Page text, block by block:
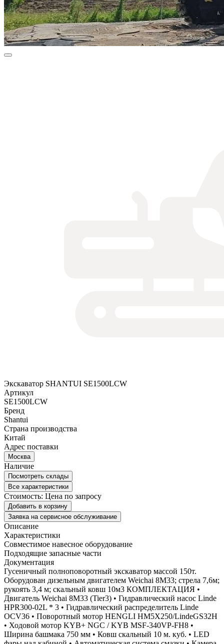
Экскаватор SHANTUI SE1500LCW
Артикул
SE1500LCW
Бренд
Shantui
Страна производства
Китай
Адрес поставки
Москва
Наличие
Посмотреть склады
Все характеристики
Стоимость: Цена по запросу
Добавить в корзину
Заявка на сервисное обслуживание
Описание
Характеристики
Совместимое навесное оборудование
Подходящие запасные части
Документация
Гусеничный полноповоротный экскаватор массой 150т.
Оборудован дизельным двигателем Weichai 8M33; стрела 7,6м;
рукоять 3,4 м; скальный ковш 10м3 КОМПЛЕКТАЦИЯ •
Двигатель Weichai 8M33 (Tier3) • Гидравлический насос Linde
HPR300-02L * 3 • Гидравлический распределитель Linde
OCV36 • Поворотный мотор HENGLI HM5X250/LindeGS32H
• Ходовой мотор KYB+ NGC / KYB MSF-340VP-FH8 •
Ширина башмака 750 мм • Ковш скальный 10 м. куб. • LED